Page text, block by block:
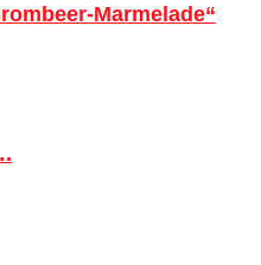
Marmelade“